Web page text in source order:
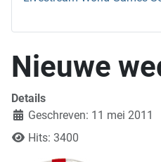
Nieuwe
Details
Geschreven: 11 mei 2011
Hits: 3400